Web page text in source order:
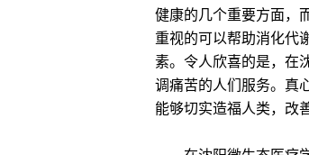
健康的几个重要方面，
重视的可以帮助消化代
素。令人欣喜的是，在
调痛苦的人们服务。真
能够切实造福人类，改